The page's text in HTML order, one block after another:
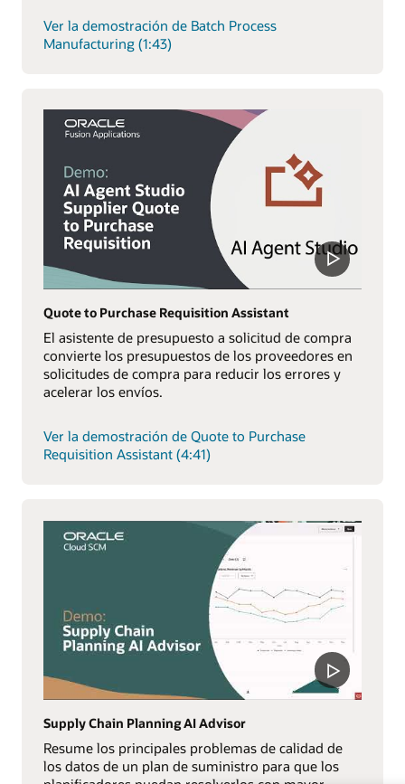
Ver la demostración de Batch Process
Manufacturing (1:43)
Quote to Purchase Requisition Assistant
El asistente de presupuesto a solicitud de compra
convierte los presupuestos de los proveedores en
solicitudes de compra para reducir los errores y
acelerar los envíos.
Ver la demostración de Quote to Purchase
Requisition Assistant (4:41)
Supply Chain Planning AI Advisor
Resume los principales problemas de calidad de
los datos de un plan de suministro para que los